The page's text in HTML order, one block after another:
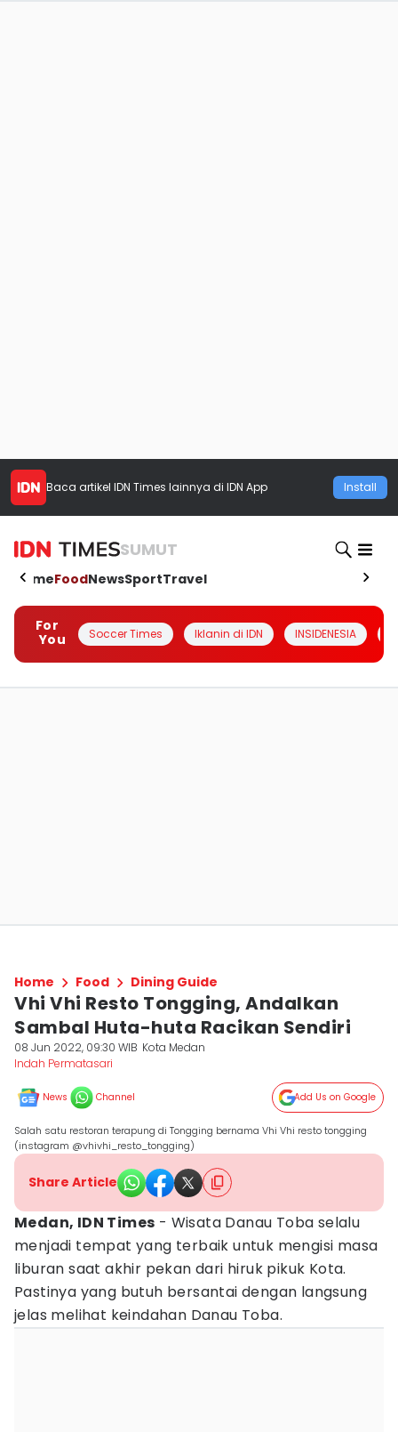
Baca artikel IDN Times lainnya di IDN App Install
SUMUT
HomeFoodNewsSportTravel
For
You
Soccer Times Iklanin di IDN INSIDENESIA
Home Food Dining Guide
Vhi Vhi Resto Tongging, Andalkan
Sambal Huta-huta Racikan Sendiri
08 Jun 2022, 09:30 WIB Kota Medan
Indah Permatasari
News Channel Add Us on Google
Salah satu restoran terapung di Tongging bernama Vhi Vhi resto tongging
(instagram @vhivhi_resto_tongging)
Share Article
Medan, IDN Times - Wisata Danau Toba selalu
menjadi tempat yang terbaik untuk mengisi masa
liburan saat akhir pekan dari hiruk pikuk Kota.
Pastinya yang butuh bersantai dengan langsung
jelas melihat keindahan Danau Toba.